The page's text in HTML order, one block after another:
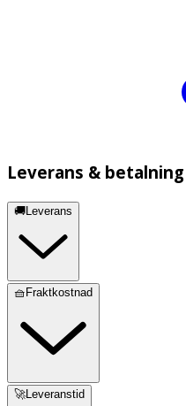
Leverans & betalning
🚚Leverans
🧺Fraktkostnad
🚀Leveranstid